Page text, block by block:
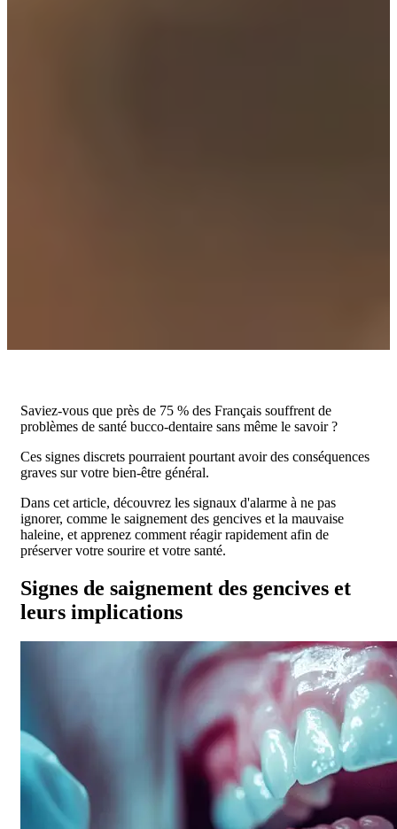
Saviez-vous que près de 75 % des Français souffrent de
problèmes de santé bucco-dentaire sans même le savoir ?
Ces signes discrets pourraient pourtant avoir des conséquences
graves sur votre bien-être général.
Dans cet article, découvrez les signaux d'alarme à ne pas
ignorer, comme le saignement des gencives et la mauvaise
haleine, et apprenez comment réagir rapidement afin de
préserver votre sourire et votre santé.
Signes de saignement des gencives et
leurs implications